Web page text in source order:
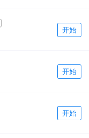
开始
开始
开始